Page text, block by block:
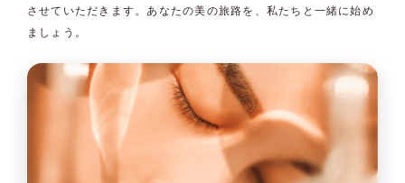
させていただきます。あなたの美の旅路を、私たちと一緒に始め
ましょう。